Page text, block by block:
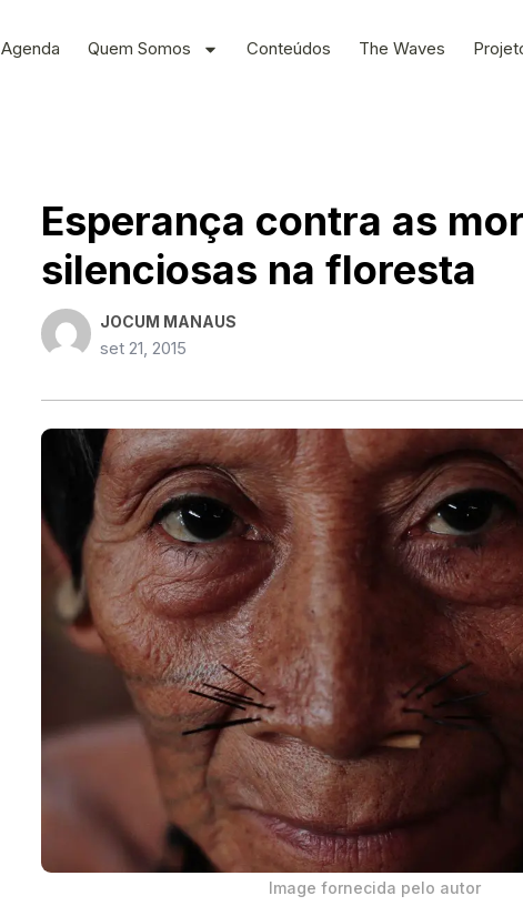
Agenda Quem Somos Conteúdos The Waves
Esperança contra as
silenciosas na floresta
JOCUM MANAUS
set 21, 2015
Image fornecida pelo autor